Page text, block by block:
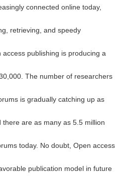
connected online today,
retrieving, and speedy
publishing is producing a
The number of researchers
is gradually catching up as
are as many as 5.5 million
today. No doubt, Open access
publication model in future